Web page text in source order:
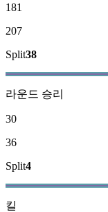
181
207
Split38
라운드 승리
30
36
Split4
킬